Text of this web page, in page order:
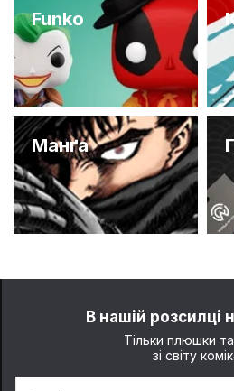
Funko
Манґа
В нашій розсилці
Тільки плюшки
зі світу